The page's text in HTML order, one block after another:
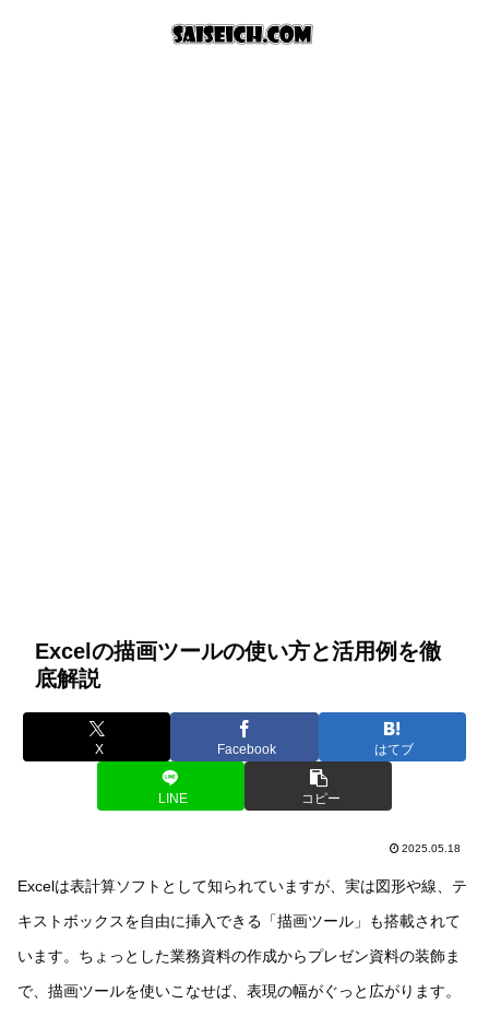
Excelの描画ツールの使い方と活用例を徹
底解説
X Facebook はてブ
LINE コピー
2025.05.18
Excelは表計算ソフトとして知られていますが、実は図形や線、テ
キストボックスを自由に挿入できる「描画ツール」も搭載されて
います。ちょっとした業務資料の作成からプレゼン資料の装飾ま
で、描画ツールを使いこなせば、表現の幅がぐっと広がります。